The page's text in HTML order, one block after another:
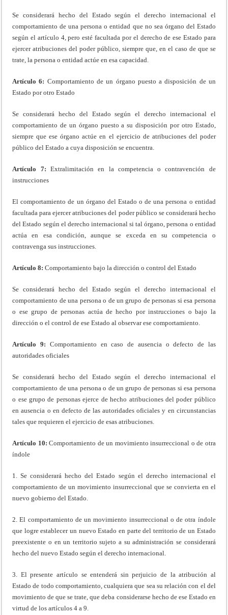
Se considerará hecho del Estado según el derecho internacional el
comportamiento de una persona o entidad que no sea órgano del Estado
según el artículo 4, pero esté facultada por el derecho de ese Estado para
ejercer atribuciones del poder público, siempre que, en el caso de que se
trate, la persona o entidad actúe en esa capacidad.
Artículo 6: Comportamiento de un órgano puesto a disposición de un
Estado por otro Estado
Se considerará hecho del Estado según el derecho internacional el
comportamiento de un órgano puesto a su disposición por otro Estado,
siempre que ese órgano actúe en el ejercicio de atribuciones del poder
público del Estado a cuya disposición se encuentra.
Artículo 7: Extralimitación en la competencia o contravención de
instrucciones
El comportamiento de un órgano del Estado o de una persona o entidad
facultada para ejercer atribuciones del poder público se considerará hecho
del Estado según el derecho internacional si tal órgano, persona o entidad
actúa en esa condición, aunque se exceda en su competencia o
contravenga sus instrucciones.
Artículo 8: Comportamiento bajo la dirección o control del Estado
Se considerará hecho del Estado según el derecho internacional el
comportamiento de una persona o de un grupo de personas si esa persona
o ese grupo de personas actúa de hecho por instrucciones o bajo la
dirección o el control de ese Estado al observar ese comportamiento.
Artículo 9: Comportamiento en caso de ausencia o defecto de las
autoridades oficiales
Se considerará hecho del Estado según el derecho internacional el
comportamiento de una persona o de un grupo de personas si esa persona
o ese grupo de personas ejerce de hecho atribuciones del poder público
en ausencia o en defecto de las autoridades oficiales y en circunstancias
tales que requieren el ejercicio de esas atribuciones.
Artículo 10: Comportamiento de un movimiento insurreccional o de otra
índole
1. Se considerará hecho del Estado según el derecho internacional el
comportamiento de un movimiento insurreccional que se convierta en el
nuevo gobierno del Estado.
2. El comportamiento de un movimiento insurreccional o de otra índole
que logre establecer un nuevo Estado en parte del territorio de un Estado
preexistente o en un territorio sujeto a su administración se considerará
hecho del nuevo Estado según el derecho internacional.
3. El presente artículo se entenderá sin perjuicio de la atribución al
Estado de todo comportamiento, cualquiera que sea su relación con el del
movimiento de que se trate, que deba considerarse hecho de ese Estado en
virtud de los artículos 4 a 9.